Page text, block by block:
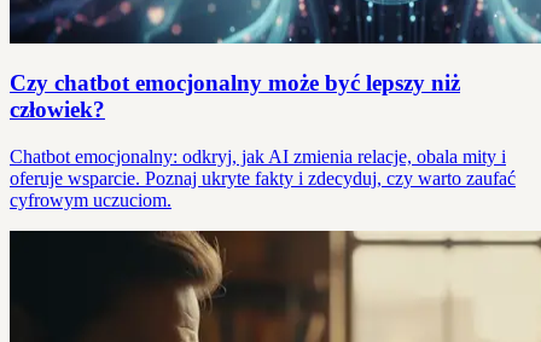
Czy chatbot emocjonalny może być lepszy niż
człowiek?
Chatbot emocjonalny: odkryj, jak AI zmienia relacje, obala mity i
oferuje wsparcie. Poznaj ukryte fakty i zdecyduj, czy warto zaufać
cyfrowym uczuciom.